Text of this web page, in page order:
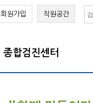
회원가입 직원공간
종합검진센터